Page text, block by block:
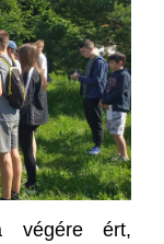
végére ért,